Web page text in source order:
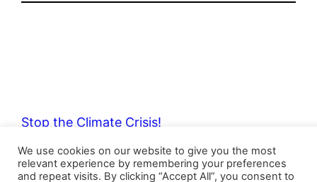
Stop the Climate Crisis!
Mit Stolz präsentiert vonWordPress
We use cookies on our website to give you the most
relevant experience by remembering your preferences
and repeat visits. By clicking “Accept All”, you consent to